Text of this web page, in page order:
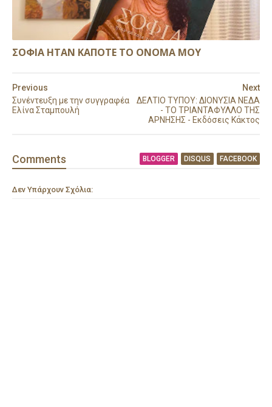
ΣΟΦΙΑ ΗΤΑΝ ΚΑΠΟΤΕ ΤΟ ΟΝΟΜΑ ΜΟΥ
Next
ΔΕΛΤΙΟ ΤΥΠΟΥ: ΔΙΟΝΥΣΙΑ ΝΕΔΑ
- ΤΟ ΤΡΙΑΝΤΑΦΥΛΛΟ ΤΗΣ
ΑΡΝΗΣΗΣ - Εκδόσεις Κάκτος
Previous
Συνέντευξη με την συγγραφέα
Ελίνα Σταμπουλή
Comments BLOGGER DISQUS FACEBOOK
Δεν Υπάρχουν Σχόλια: